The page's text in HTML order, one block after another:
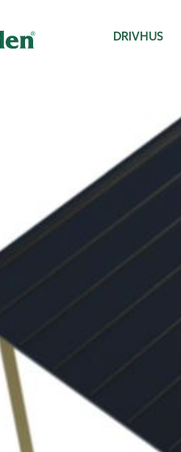
DRIVHUS